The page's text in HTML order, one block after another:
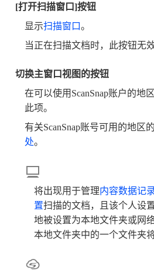
[打开扫描窗口]按钮
显示扫描窗口。
当正在扫描文档时，此按钮无效
切换主窗口视图的按钮
在可以使用ScanSnap账户的地
此项。
有关ScanSnap账号可用的地区
处。
将出现用于管理内容数据记
置扫描的文档，且该个人设
地被设置为本地文件夹或网
本地文件夹中的一个文件夹